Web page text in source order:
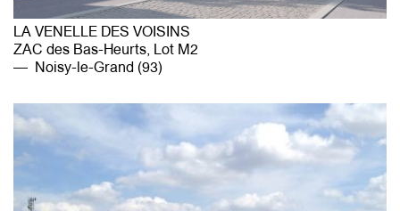
LA VENELLE DES VOISINS
ZAC des Bas-Heurts, Lot M2
Noisy-le-Grand (93)